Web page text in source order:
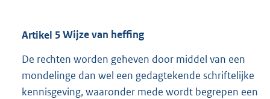
Artikel 5Wijze van heffing
De rechten worden geheven door middel van een
mondelinge dan wel een gedagtekende schriftelijke
kennisgeving, waaronder mede wordt begrepen een